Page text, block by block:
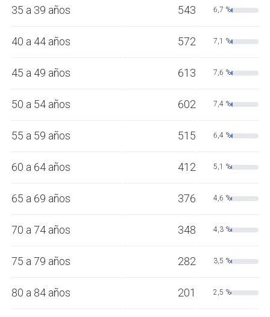
35 a 39 años 543 6,7 %
40 a 44 años 572 7,1 %
45 a 49 años 613 7,6 %
50 a 54 años 602 7,4 %
55 a 59 años 515 6,4 %
60 a 64 años 412 5,1 %
65 a 69 años 376 4,6 %
70 a 74 años 348 4,3 %
75 a 79 años 282 3,5 %
80 a 84 años 201 2,5 %